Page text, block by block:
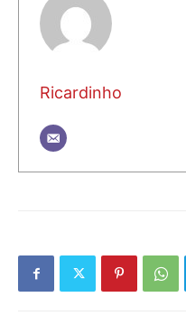
Ricardinho